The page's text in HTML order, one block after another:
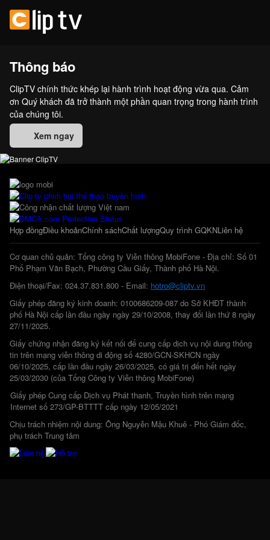
Thông báo
ClipTV chính thức khép lại hành trình hoạt động vừa qua. Cảm
ơn Quý khách đã trở thành một phần quan trọng trong hành trình
của chúng tôi.
Xem ngay
Hợp đồngĐiều khoảnChính sáchChất lượngQuy trình GQKNLiên hệ
Cơ quan chủ quản: Tổng công ty Viễn thông MobiFone - Địa chỉ: Số 01
Phố Phạm Văn Bạch, Phường Cầu Giấy, Thành phố Hà Nội.
Điện thoại/Fax: 024.37.831.800 - Email: hotro@cliptv.vn
Giấy phép đăng ký kinh doanh: 0100686209-087 do Sở KHĐT thành
phố Hà Nội cấp lần đầu ngày ngày 29/10/2008, thay đổi lần thứ 8 ngày
27/11/2025.
Giấy chứng nhận đăng ký kết nối để cung cấp dịch vụ nội dung thông
tin trên mạng viễn thông di động số 4280/GCN-SKHCN ngày
06/10/2025, cấp lần đầu ngày 26/03/2025, có giá trị đến hết ngày
25/03/2030 (của Tổng Công ty Viễn thông MobiFone)
Giấy phép Cung cấp Dịch vụ Phát thanh, Truyền hình trên mạng
Internet số 273/GP-BTTTT cấp ngày 12/05/2021
Chịu trách nhiệm nội dung: Ông Nguyễn Mậu Khuê - Phó Giám đốc,
phụ trách Trung tâm